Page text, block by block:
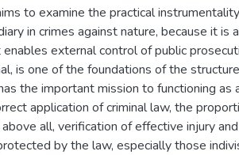
to examine the practical
in crimes against nature, because it is
external control of public
is one of the foundations of the
the important mission to functioning as
application of criminal law, the
above all, verification of effective injury
by the law, especially those